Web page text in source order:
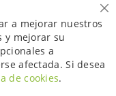
a mejorar nuestros
y mejorar su
a
afectada. Si desea
de cookies.